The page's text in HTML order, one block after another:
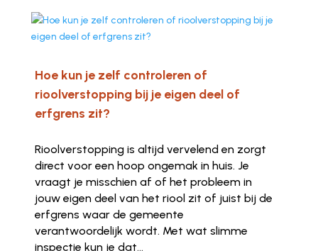
Hoe kun je zelf controleren of
rioolverstopping bij je eigen deel of
erfgrens zit?
Rioolverstopping is altijd vervelend en zorgt
direct voor een hoop ongemak in huis. Je
vraagt je misschien af of het probleem in
jouw eigen deel van het riool zit of juist bij de
erfgrens waar de gemeente
verantwoordelijk wordt. Met wat slimme
inspectie kun je dat...